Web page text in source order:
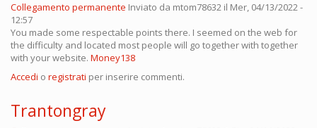
Collegamento permanente Inviato da mtom78632 il Mer, 04/13/2022 -
12:57
You made some respectable points there. I seemed on the web for
the difficulty and located most people will go together with together
with your website. Money138
Accedi o registrati per inserire commenti.
Trantongray